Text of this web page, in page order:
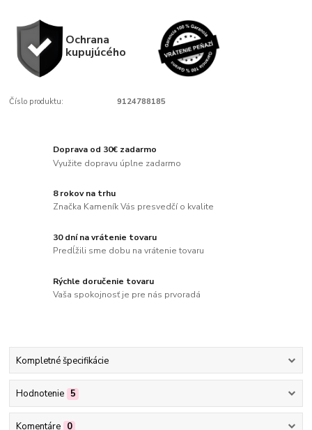
Ochrana
kupujúcého
Číslo produktu: 9124788185
Doprava od 30€ zadarmo
Využite dopravu úplne zadarmo
8 rokov na trhu
Značka Kameník Vás presvedčí o kvalite
30 dní na vrátenie tovaru
Predĺžili sme dobu na vrátenie tovaru
Rýchle doručenie tovaru
Vaša spokojnosť je pre nás prvoradá
Kompletné špecifikácie
Hodnotenie 5
Komentáre 0